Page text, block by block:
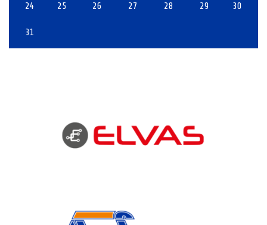
24 25 26 27 28 29 30
31